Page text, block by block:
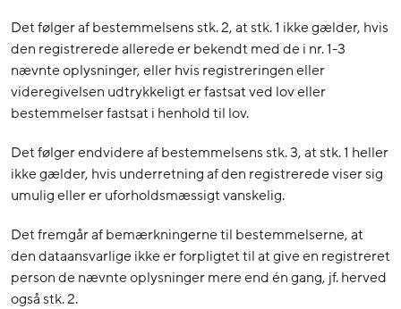
Det følger af bestemmelsens stk. 2, at stk. 1 ikke gælder, hvis
den registrerede allerede er bekendt med de i nr. 1-3
nævnte oplysninger, eller hvis registreringen eller
videregivelsen udtrykkeligt er fastsat ved lov eller
bestemmelser fastsat i henhold til lov.
Det følger endvidere af bestemmelsens stk. 3, at stk. 1 heller
ikke gælder, hvis underretning af den registrerede viser sig
umulig eller er uforholdsmæssigt vanskelig.
Det fremgår af bemærkningerne til bestemmelserne, at
den dataansvarlige ikke er forpligtet til at give en registreret
person de nævnte oplysninger mere end én gang, jf. herved
også stk. 2.